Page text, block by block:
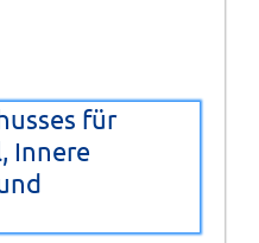
für
Innere